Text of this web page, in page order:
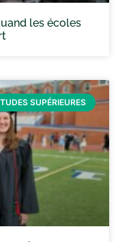
les écoles
SUPÉRIEURES